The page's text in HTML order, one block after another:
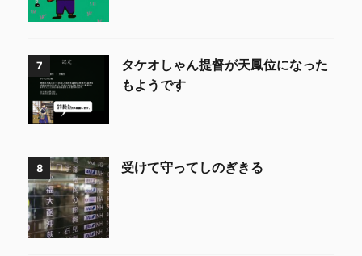
7
タケオしゃん提督が天鳳位になった
もようです
8 受けて守ってしのぎきる